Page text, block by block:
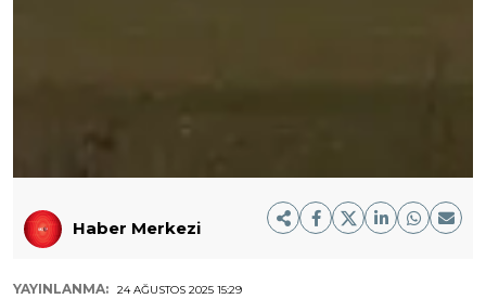
Haber Merkezi
YAYINLANMA: 24 AĞUSTOS 2025 15:29